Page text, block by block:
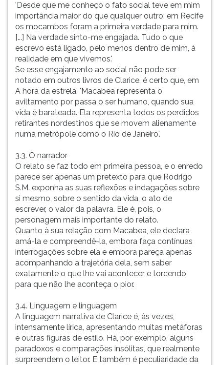
'Desde que me conheço o fato social teve em mim
importância maior do que qualquer outro: em Recife
os mocambos foram a primeira verdade para mim.
[...] Na verdade sinto-me engajada. Tudo o que
escrevo está ligado, pelo menos dentro de mim, à
realidade em que vivemos.'
Se esse engajamento ao social não pode ser
notado em outros livros de Clarice, é certo que, em
A hora da estrela, 'Macabea representa o
aviltamento por passa o ser humano, quando sua
vida é barateada. Ela representa todos os perdidos
retirantes nordestinos que se movem alienamente
numa metrópole como o Rio de Janeiro'.
3.3. O narrador
O relato se faz todo em primeira pessoa, e o enredo
parece ser apenas um pretexto para que Rodrigo
S.M. exponha as suas reflexões e indagações sobre
si mesmo, sobre o sentido da vida, o ato de
escrever, o valor da palavra. Ele é, pois, o
personagem mais importante do relato.
Quanto à sua relação com Macabea, ele declara
amá-la e compreendê-la, embora faça contínuas
interrogações sobre ela e embora pareça apenas
acompanhando a trajetória dela, sem saber
exatamente o que lhe vai acontecer e torcendo
para que não lhe aconteça o pior.
3.4. Linguagem e linguagem
A linguagem narrativa de Clarice é, às vezes,
intensamente lírica, apresentando muitas metáforas
e outras figuras de estilo. Há, por exemplo, alguns
paradoxos e comparações insólitas, que realmente
surpreendem o leitor. E também é peculiaridade da